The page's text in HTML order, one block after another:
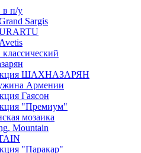
п/у
Sargis
Avetis
ШАХНАЗАРЯН
Армении
Гаясон
"Премиум"
мозаика
Mountain
"Паракар"